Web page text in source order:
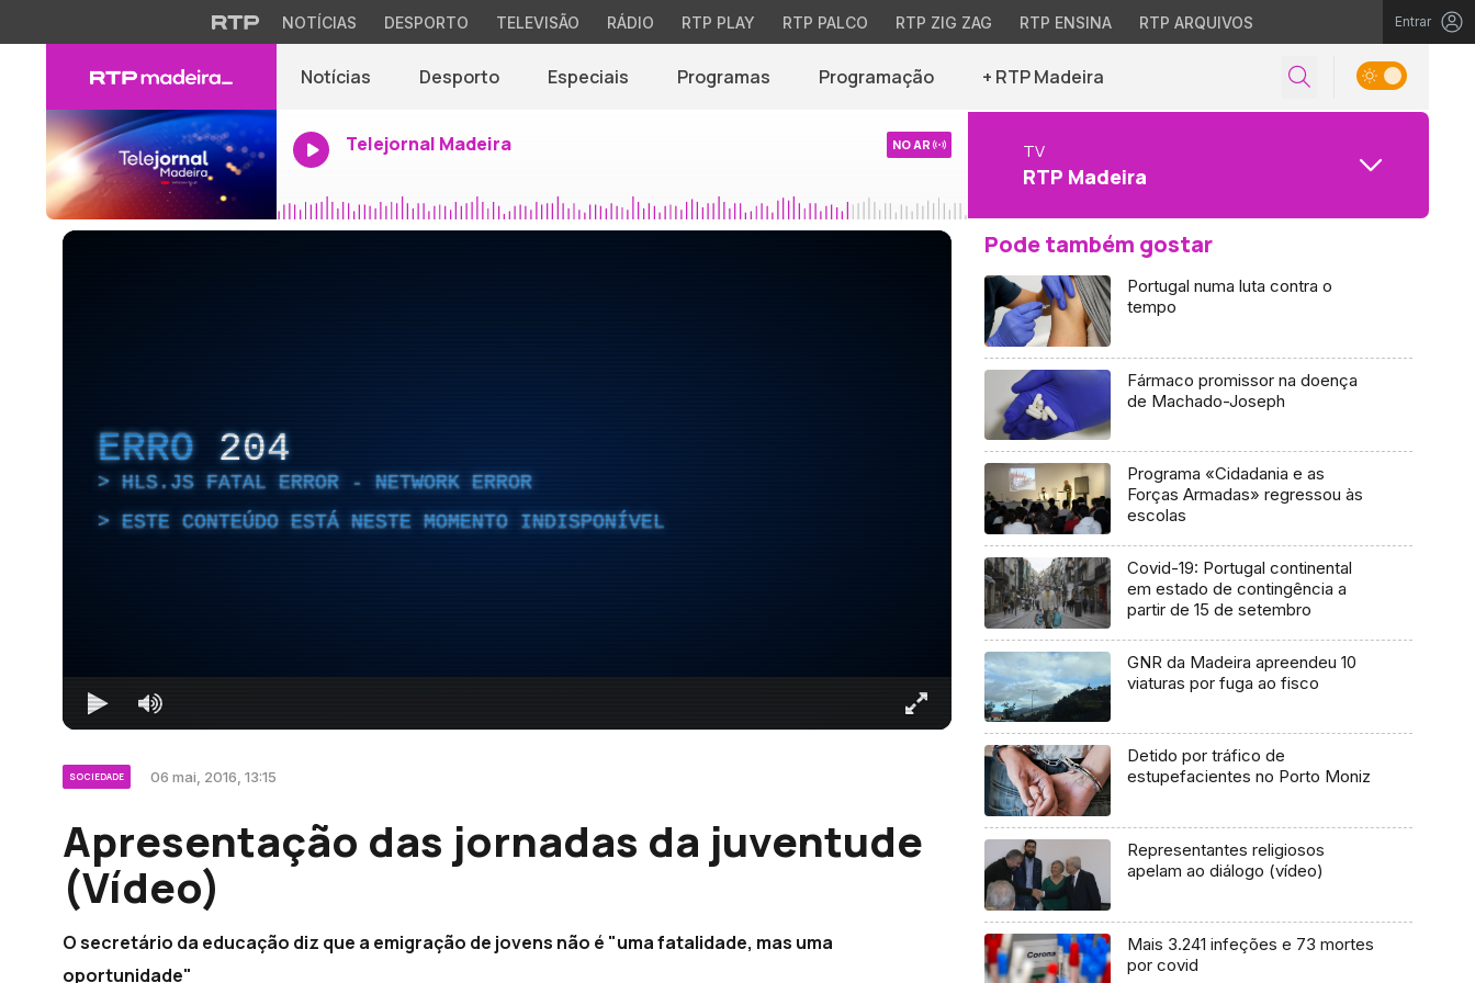
NOTÍCIAS DESPORTO TELEVISÃO RÁDIO RTP PLAY RTP PALCO RTP ZIG ZAG RTP ENSINA RTP ARQUIVOS Entrar
Notícias Desporto Especiais Programas Programação + RTP Madeira
Telejornal Madeira NO AR TV
RTP Madeira
ERRO 204
HLS.JS FATAL ERROR - NETWORK ERROR
ESTE CONTEÚDO ESTÁ NESTE MOMENTO INDISPONÍVEL
SOCIEDADE 06 mai, 2016, 13:15
Apresentação das jornadas da juventude
(Vídeo)
O secretário da educação diz que a emigração de jovens não é "uma fatalidade, mas uma
oportunidade"
Pode também gostar
Portugal numa luta contra o
tempo
Fármaco promissor na doença
de Machado-Joseph
Programa «Cidadania e as
Forças Armadas» regressou às
escolas
Covid-19: Portugal continental
em estado de contingência a
partir de 15 de setembro
GNR da Madeira apreendeu 10
viaturas por fuga ao fisco
Detido por tráfico de
estupefacientes no Porto Moniz
Representantes religiosos
apelam ao diálogo (vídeo)
Mais 3.241 infeções e 73 mortes
por covid